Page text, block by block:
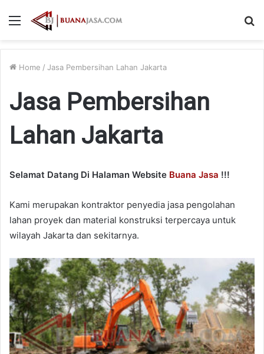
Menu
Home / Jasa Pembersihan Lahan Jakarta
Jasa Pembersihan
Lahan Jakarta
Selamat Datang Di Halaman Website Buana Jasa !!!
Kami merupakan kontraktor penyedia jasa pengolahan
lahan proyek dan material konstruksi terpercaya untuk
wilayah Jakarta dan sekitarnya.